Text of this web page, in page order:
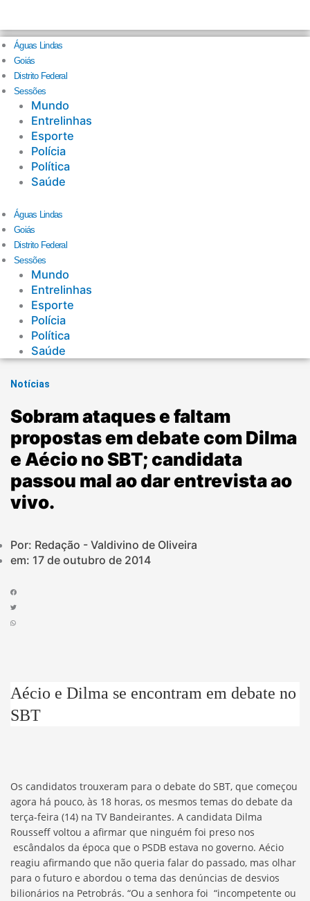
Águas Lindas
Goiás
Distrito Federal
Sessões
Mundo
Entrelinhas
Esporte
Polícia
Política
Saúde
Águas Lindas
Goiás
Distrito Federal
Sessões
Mundo
Entrelinhas
Esporte
Polícia
Política
Saúde
Notícias
Sobram ataques e faltam
propostas em debate com Dilma
e Aécio no SBT; candidata
passou mal ao dar entrevista ao
vivo.
Por: Redação - Valdivino de Oliveira
em: 17 de outubro de 2014
Aécio e Dilma se encontram em debate no
SBT
Os candidatos trouxeram para o debate do SBT, que começou
agora há pouco, às 18 horas, os mesmos temas do debate da
terça-feira (14) na TV Bandeirantes. A candidata Dilma
Rousseff voltou a afirmar que ninguém foi preso nos
escândalos da época que o PSDB estava no governo. Aécio
reagiu afirmando que não queria falar do passado, mas olhar
para o futuro e abordou o tema das denúncias de desvios
bilionários na Petrobrás. “Ou a senhora foi “incompetente ou